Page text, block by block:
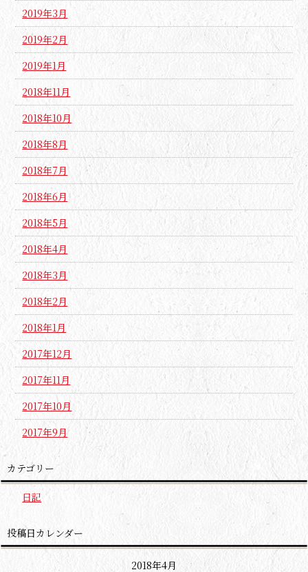
2019年3月
2019年2月
2019年1月
2018年11月
2018年10月
2018年8月
2018年7月
2018年6月
2018年5月
2018年4月
2018年3月
2018年2月
2018年1月
2017年12月
2017年11月
2017年10月
2017年9月
カテゴリー
日記
投稿日カレンダー
2018年4月